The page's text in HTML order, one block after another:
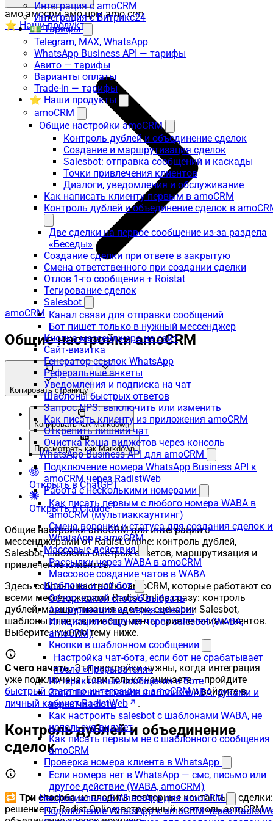
Интеграция с amoCRM
Интеграция с Битрикс24
💵 Тарифы
Telegram, MAX, WhatsApp
WhatsApp Business API — тарифы
Авито — тарифы
Варианты оплаты
Trade-in — тарифы
⭐ Наши продукты
amoCRM
Общие настройки amoCRM
Контроль дублей и объединение сделок
Создание и маршрутизация сделок
Salesbot: отправка сообщений и каскады
Точки привлечения клиентов
Диалоги, уведомления и обслуживание
Как написать клиенту первым в amoCRM
Контроль дублей и объединение сделок в
Две сделки на первое сообщение из-за раздела
«Беседы»
Создание сделки при ответе в закрытую
Смена ответственного при создании сделки
Отлов 1-го сообщения + Roistat
Тегирование сделок
Salesbot
Канал связи для отправки сообщений
Бот пишет только в нужный мессенджер
Кнопка мессенджера на сайт
Сайт-визитка
Генератор ссылок WhatsApp
Реферальные анкеты
Уведомления и подписка на чат
Шаблоны быстрых ответов
Запрос NPS: выключить или изменить
Как писать клиенту из приложения amoCRM
Открепить лишний чат
Очистка кэша виджетов через консоль
WhatsApp Business API для amoCRM
Подключение номера WhatsApp Business API к
amoCRM через RadistWeb
Работа с несколькими номерами
Как писать первым с любого номера WABA в
amoCRM (мультиаккаунтинг)
Смена воронки и статуса для создания сделок
WhatsApp в amoCRM
Массовые действия
Рассылки через WABA в amoCRM
Массовое создание чатов в WABA
Шаблоны и чат-бот
Обзор: какой способ выбрать
Автоприветствие через salesbot
Инициация общения через salesbot (WABA,
amoCRM)
Кнопки в шаблонном сообщении
Настройка чат-бота, если бот не срабатывает
после «Прерывателя»
Интерактивные сообщения в боте
Заполнение полей в шаблоне WABA: руками и
через чат-бота
Как настроить salesbot с шаблонами WABA, не
используя виджет
Как писать первым не с шаблонного сообщения
amoCRM
Проверка номера клиента в WhatsApp
Если номера нет в WhatsApp — смс, письмо или
другое действие (WABA, amoCRM)
Неофициальный WhatsApp для amoCRM
Подключение WhatsApp к amoCRM через
амо амосрм амо црм amo crm
⭐ Наши продукты
amoCRM
Общие настройки amoCRM
Копировать страницу
Копировать как Markdown
Просмотреть как Markdown
Открыть в ChatGPT
Открыть в Claude
Общие настройки amoCRM для интеграции с
мессенджерами от Radist.Online: контроль дублей,
Salesbot, шаблоны быстрых ответов, маршрутизация и
привлечение клиентов.
Здесь собраны настройки amoCRM, которые работают со
всеми мессенджерами Radist.Online сразу: контроль
дублей, маршрутизация сделок, сценарии Salesbot,
шаблоны ответов и инструменты привлечения клиентов.
Выберите нужную тему ниже.
С чего начать.Эти настройки нужны, когда интеграция
уже подключена. Если только начинаете — пройдите
быстрый старт по интеграции с amoCRMи войдите в
личный кабинет RadistWeb
.
Контроль дублей и объединение
сделок
🔁 Три способане плодить повторные контакты и сделки:
решение от Radist.Online, встроенный контроль amoCRM и